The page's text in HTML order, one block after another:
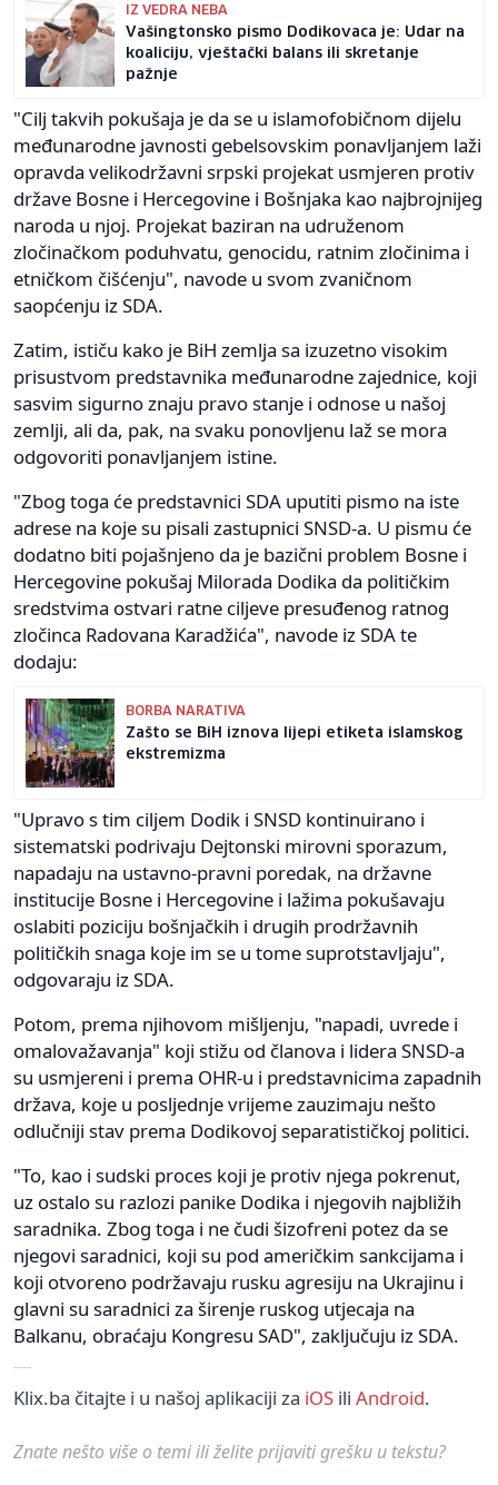
IZ VEDRA NEBA
Vašingtonsko pismo Dodikovaca je: Udar na
koaliciju, vještački balans ili skretanje
pažnje
"Cilj takvih pokušaja je da se u islamofobičnom dijelu
međunarodne javnosti gebelsovskim ponavljanjem laži
opravda velikodržavni srpski projekat usmjeren protiv
države Bosne i Hercegovine i Bošnjaka kao najbrojnijeg
naroda u njoj. Projekat baziran na udruženom
zločinačkom poduhvatu, genocidu, ratnim zločinima i
etničkom čišćenju", navode u svom zvaničnom
saopćenju iz SDA.
Zatim, ističu kako je BiH zemlja sa izuzetno visokim
prisustvom predstavnika međunarodne zajednice, koji
sasvim sigurno znaju pravo stanje i odnose u našoj
zemlji, ali da, pak, na svaku ponovljenu laž se mora
odgovoriti ponavljanjem istine.
"Zbog toga će predstavnici SDA uputiti pismo na iste
adrese na koje su pisali zastupnici SNSD-a. U pismu će
dodatno biti pojašnjeno da je bazični problem Bosne i
Hercegovine pokušaj Milorada Dodika da političkim
sredstvima ostvari ratne ciljeve presuđenog ratnog
zločinca Radovana Karadžića", navode iz SDA te
dodaju:
BORBA NARATIVA
Zašto se BiH iznova lijepi etiketa islamskog
ekstremizma
"Upravo s tim ciljem Dodik i SNSD kontinuirano i
sistematski podrivaju Dejtonski mirovni sporazum,
napadaju na ustavno-pravni poredak, na državne
institucije Bosne i Hercegovine i lažima pokušavaju
oslabiti poziciju bošnjačkih i drugih prodržavnih
političkih snaga koje im se u tome suprotstavljaju",
odgovaraju iz SDA.
Potom, prema njihovom mišljenju, "napadi, uvrede i
omalovažavanja" koji stižu od članova i lidera SNSD-a
su usmjereni i prema OHR-u i predstavnicima zapadnih
država, koje u posljednje vrijeme zauzimaju nešto
odlučniji stav prema Dodikovoj separatističkoj politici.
"To, kao i sudski proces koji je protiv njega pokrenut,
uz ostalo su razlozi panike Dodika i njegovih najbližih
saradnika. Zbog toga i ne čudi šizofreni potez da se
njegovi saradnici, koji su pod američkim sankcijama i
koji otvoreno podržavaju rusku agresiju na Ukrajinu i
glavni su saradnici za širenje ruskog utjecaja na
Balkanu, obraćaju Kongresu SAD", zaključuju iz SDA.
Klix.ba čitajte i u našoj aplikaciji za iOS ili Android.
Znate nešto više o temi ili želite prijaviti grešku u tekstu?